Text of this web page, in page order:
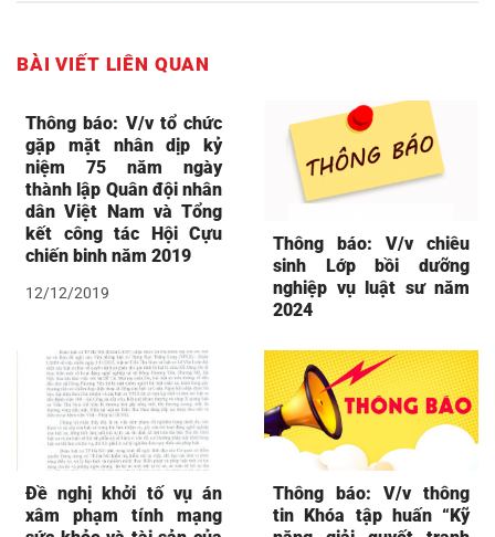
BÀI VIẾT LIÊN QUAN
Thông báo: V/v tổ chức
gặp mặt nhân dịp kỷ
niệm 75 năm ngày
thành lập Quân đội nhân
dân Việt Nam và Tổng
kết công tác Hội Cựu
chiến binh năm 2019
12/12/2019
Thông báo: V/v chiêu
sinh Lớp bồi dưỡng
nghiệp vụ luật sư năm
2024
Đề nghị khởi tố vụ án
xâm phạm tính mạng
Thông báo: V/v thông
tin Khóa tập huấn “Kỹ